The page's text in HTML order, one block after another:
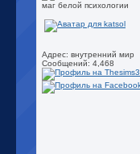
маг белой психологии
Адрес: внутренний мир
Сообщений: 4,468